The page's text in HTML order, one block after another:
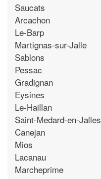
Saucats
Arcachon
Le-Barp
Martignas-sur-Jalle
Sablons
Pessac
Gradignan
Eysines
Le-Haillan
Saint-Medard-en-Jalles
Canejan
Mios
Lacanau
Marcheprime